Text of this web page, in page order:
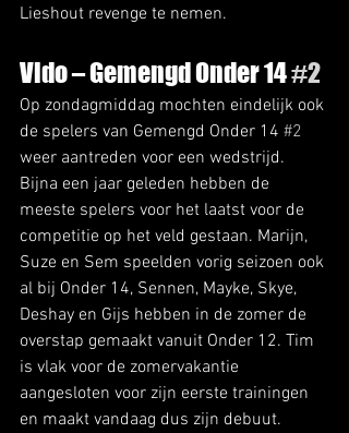
Lieshout revenge te nemen.
Vido – Gemengd Onder 14 #2
Op zondagmiddag mochten eindelijk ook
de spelers van Gemengd Onder 14 #2
weer aantreden voor een wedstrijd.
Bijna een jaar geleden hebben de
meeste spelers voor het laatst voor de
competitie op het veld gestaan. Marijn,
Suze en Sem speelden vorig seizoen ook
al bij Onder 14, Sennen, Mayke, Skye,
Deshay en Gijs hebben in de zomer de
overstap gemaakt vanuit Onder 12. Tim
is vlak voor de zomervakantie
aangesloten voor zijn eerste trainingen
en maakt vandaag dus zijn debuut.